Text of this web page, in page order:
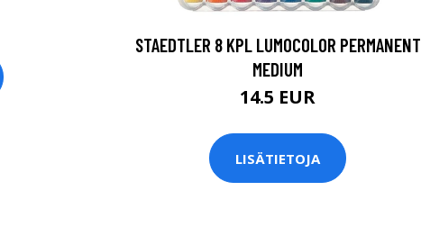
STAEDTLER 8 KPL LUMOCOLOR PERMANENT
MEDIUM
14.5 EUR
LISÄTIETOJA